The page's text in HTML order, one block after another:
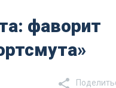
фаворит